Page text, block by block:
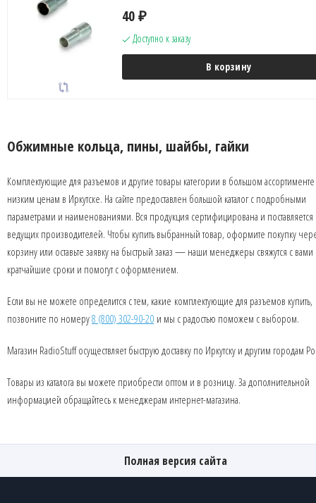
40 ₽
Доступно к заказу
В корзину
Обжимные кольца, пины, шайбы, гайки
Комплектующие для разъемов и другие товары категории в большом
низким ценам в Иркутске. На сайте предоставлен большой каталог с подробными
параметрами и наименованиями. Вся продукция сертифицирована и поставляется
ведущих производителей. Чтобы купить выбранный товар, оформите покупку
корзину или оставьте заявку на быстрый заказ — наши менеджеры свяжутся с вами
кратчайшие сроки и помогут с оформлением.
Если вы не можете определится с тем, какие комплектующие для разъемов купить,
позвоните по номеру8 (800) 302-90-20 и мы с радостью поможем с выбором.
Магазин RadioStuff осуществляет быструю доставку по Иркутску и другим городам
Товары из каталога вы можете приобрести оптом и в розницу. За дополнительной
информацией обращайтесь к менеджерам интернет-магазина.
Полная версия сайта